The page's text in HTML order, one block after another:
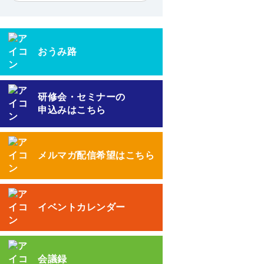
おうみ路
研修会・セミナーの
申込みはこちら
メルマガ配信希望はこちら
イベントカレンダー
会議録